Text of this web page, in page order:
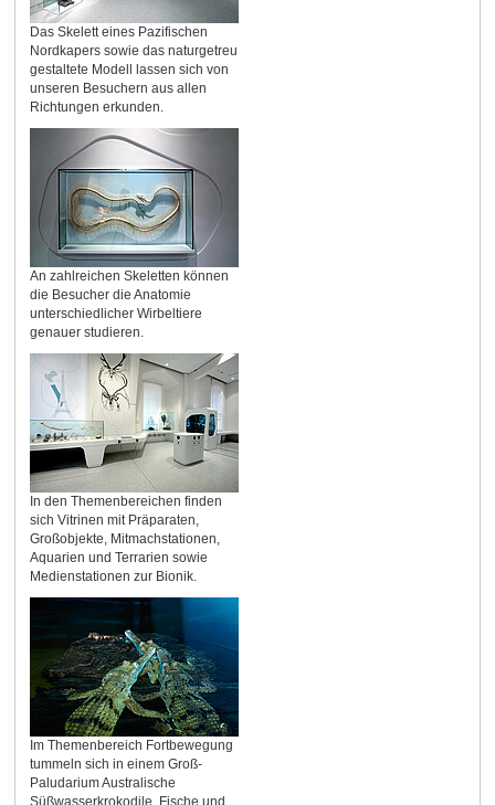
Das Skelett eines Pazifischen
Nordkapers sowie das naturgetreu
gestaltete Modell lassen sich von
unseren Besuchern aus allen
Richtungen erkunden.
An zahlreichen Skeletten können
die Besucher die Anatomie
unterschiedlicher Wirbeltiere
genauer studieren.
In den Themenbereichen finden
sich Vitrinen mit Präparaten,
Großobjekte, Mitmachstationen,
Aquarien und Terrarien sowie
Medienstationen zur Bionik.
Im Themenbereich Fortbewegung
tummeln sich in einem Groß-
Paludarium Australische
Süßwasserkrokodile, Fische und